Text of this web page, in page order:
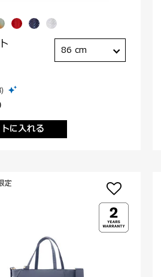
に入れる
86 cm
定